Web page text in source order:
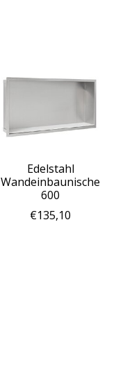
Edelstahl
Wandeinbaunische
600
€135,10